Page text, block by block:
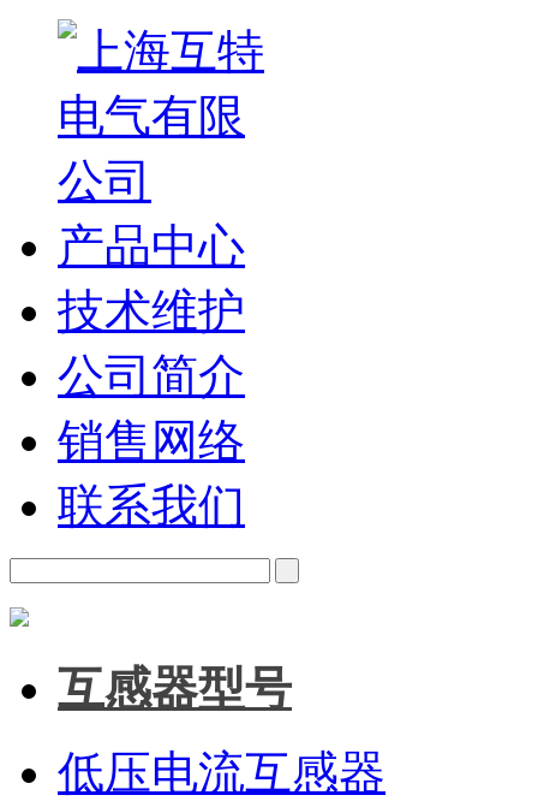
产品中心
技术维护
公司简介
销售网络
联系我们
互感器型号
低压电流互感器